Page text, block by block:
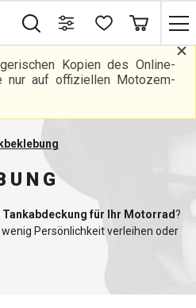
Kopien des Online-
nur auf offiziellen Motozem-
Tankabdeckung für Ihr Motorrad ?
Persönlichkeit verleihen oder
eine gute Wahl. Diese Aufkleber
gegen Kratzer und